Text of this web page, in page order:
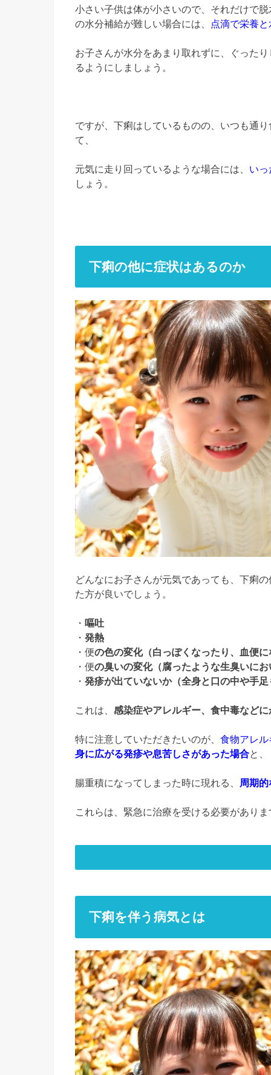
小さい子供は体が小さいので、それだけで
の水分補給が難しい場合には、
点滴で栄養
お子さんが水分をあまり取れずに、ぐった
るようにしましょう。
ですが、下痢はしているものの、いつも通
て、
元気に走り回っているような場合には、 い
しょう。
下痢の他に症状はあるのか
どんなにお子さんが元気であっても、下痢
た方が良いでしょう。
・ 嘔吐
・ 発熱
・便の色の変化（白っぽくなったり、血便
・便の臭いの変化（腐ったような生臭いに
・ 発疹が出ていないか（全身と口の中や手
これは、 感染症やアレルギー、食中毒など
特に注意していただきたいのが、 食物アレ
身に広がる発疹や息苦しさがあった場合と、
腸重積になってしまった時に現れる、 周期
これらは、緊急に治療を受ける必要があり
下痢を伴う病気とは